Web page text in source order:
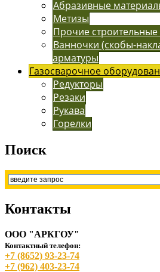
Абразивные
Метизы
Прочие строительные
Ванночки (скобы-
арматуры
Газосварочное
Редукторы
Резаки
Рукава
Горелки
Поиск
Контакты
ООО "АРКГОУ"
Контактный телефон:
+7 (8652) 93-23-74
+7 (962) 403-23-74